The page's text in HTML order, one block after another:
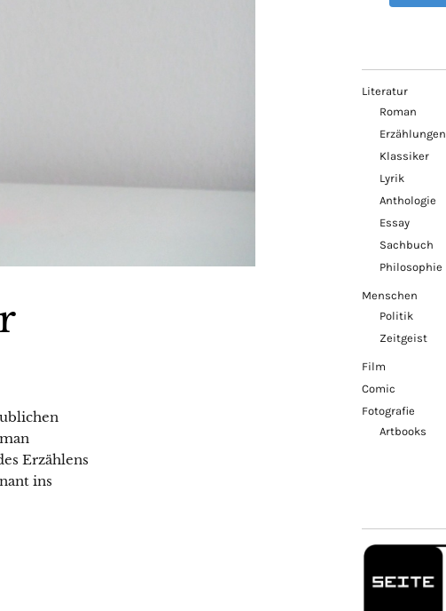
Erzählens
ins
Literatur
Roman
Erzählungen
Klassiker
Lyrik
Anthologie
Essay
Sachbuch
Philosophie
Menschen
Politik
Zeitgeist
Film
Comic
Fotografie
Artbooks